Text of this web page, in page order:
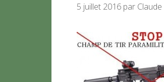
5 juillet 2016 par Claude